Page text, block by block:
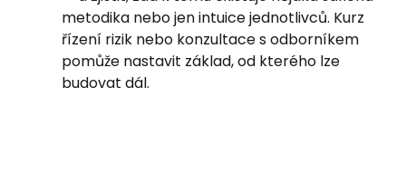
metodika nebo jen intuice jednotlivců. Kurz
řízení rizik nebo konzultace s odborníkem
pomůže nastavit základ, od kterého lze
budovat dál.